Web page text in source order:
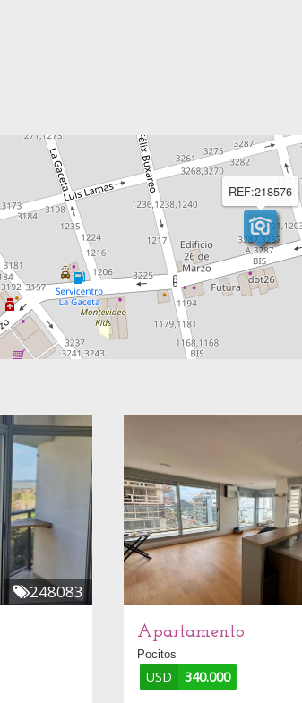
REF:218576
248083
Apartamento
Pocitos
USD 340.000